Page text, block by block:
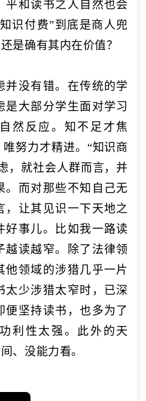
平和读书之人自然也会
识付费”到底是商人兜
是确有其内在价值？
并没有错。在传统的学
是大部分学生面对学习
然反应。知不足才焦
努力才精进。 “知识商
，就社会人群而言，并
。而对那些不知自己无
，让其见识一下天地之
好事儿。比如我一路读
越读越窄。除了法律领
他领域的涉猎几乎一片
太少涉猎太窄时，已深
便坚持读书，也多为了
利性太强。此外的天
、没能力看。